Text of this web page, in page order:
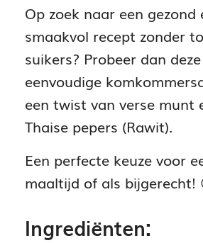
Op zoek naar een gezond
smaakvol recept zonder
suikers? Probeer dan deze
eenvoudige
een twist van verse munt
Thaise pepers (Rawit).
Een perfecte keuze voor
maaltijd of als bijgerecht!
Ingrediënten: